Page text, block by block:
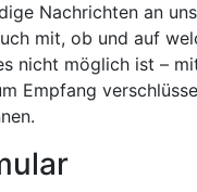
Nachrichten an
mit, ob und auf
nicht möglich ist –
Empfang